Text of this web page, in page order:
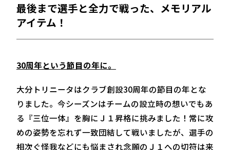
最後まで選手と全力で戦った、メモリアル
アイテム！
30周年という節目の年に。
大分トリニータはクラブ創設30周年の節目の年とな
りました。今シーズンはチームの設立時の想いでもあ
る『三位一体』を胸にＪ１昇格に挑みました！常に攻
めの姿勢を忘れず一致団結して戦いましたが、選手の
相次ぐ怪我などにも悩まされ念願のＪ１への切符は来